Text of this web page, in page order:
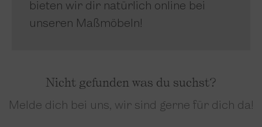
bieten wir dir natürlich online bei
unseren Maßmöbeln!
Nicht gefunden was du suchst?
Melde dich bei uns, wir sind gerne für dich da!